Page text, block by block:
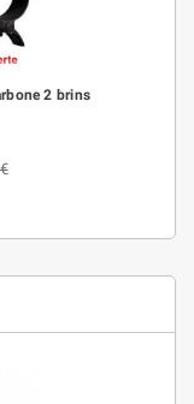
2 brins